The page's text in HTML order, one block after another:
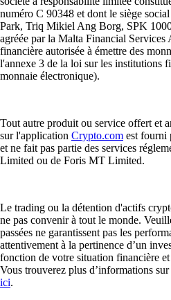
numéro C 90348 et dont le siège
Park, Triq Mikiel Ang Borg, SPK
agréée par la Malta Financial
financière autorisée à émettre des
l'annexe 3 de la loi sur les institutions
monnaie électronique).
Tout autre produit ou service offert et
sur l'application Crypto.com est fourni
et ne fait pas partie des services
Limited ou de Foris MT Limited.
Le trading ou la détention d'actifs
ne pas convenir à tout le monde.
passées ne garantissent pas les
attentivement à la pertinence d’un
fonction de votre situation financière
Vous trouverez plus d’informations
ici.